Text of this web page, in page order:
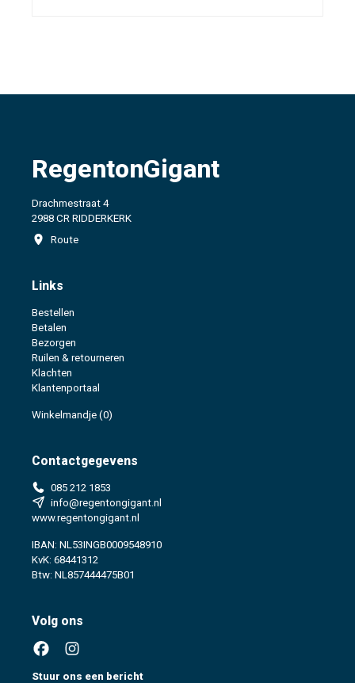
RegentonGigant
Drachmestraat 4
2988 CR RIDDERKERK
Route
Links
Bestellen
Betalen
Bezorgen
Ruilen & retourneren
Klachten
Klantenportaal
Winkelmandje (0)
Contactgegevens
085 212 1853
info@regentongigant.nl
www.regentongigant.nl
IBAN: NL53INGB0009548910
KvK: 68441312
Btw: NL857444475B01
Volg ons
Stuur ons een bericht